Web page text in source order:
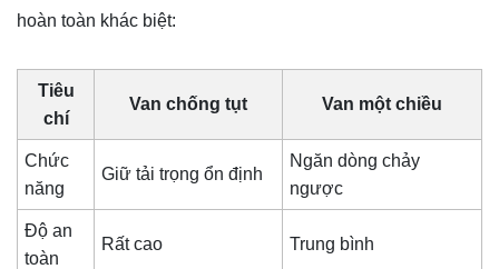
hoàn toàn khác biệt:
Tiêu
chí
Van chống tụt Van một chiều
Chức
năng
Giữ tải trọng ổn định
Ngăn dòng chảy
ngược
Độ an
toàn
Rất cao Trung bình